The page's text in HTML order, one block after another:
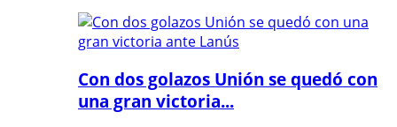
Con dos golazos Unión se quedó con
una gran victoria...